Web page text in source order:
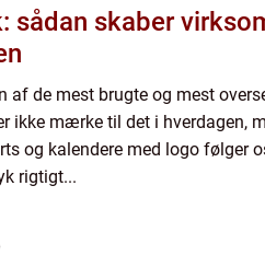
sådan skaber
af de mest brugte og mest
ikke mærke til det i hverdagen,
og kalendere med logo følger
rigtigt...